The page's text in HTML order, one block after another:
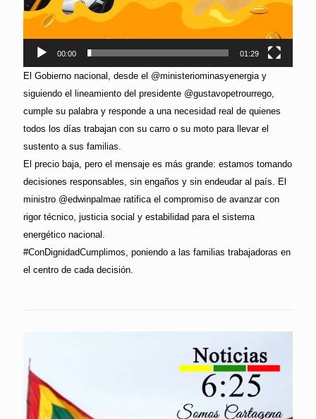
00:00 01:29
El Gobierno nacional, desde el @ministeriominasyenergia y
siguiendo el lineamiento del presidente @gustavopetrourrego,
cumple su palabra y responde a una necesidad real de quienes
todos los días trabajan con su carro o su moto para llevar el
sustento a sus familias.
El precio baja, pero el mensaje es más grande: estamos tomando
decisiones responsables, sin engaños y sin endeudar al país. El
ministro @edwinpalmae ratifica el compromiso de avanzar con
rigor técnico, justicia social y estabilidad para el sistema
energético nacional.
#ConDignidadCumplimos, poniendo a las familias trabajadoras en
el centro de cada decisión.